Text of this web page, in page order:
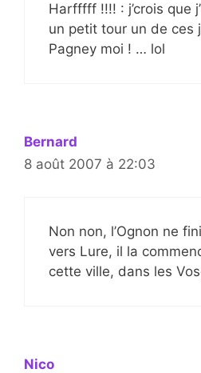
Harfffff !!!! : j’crois que
un petit tour un de ces
Pagney moi ! … lol
Bernard
8 août 2007 à 22:03
Non non, l’Ognon ne
vers Lure, il la
cette ville, dans les
Nico